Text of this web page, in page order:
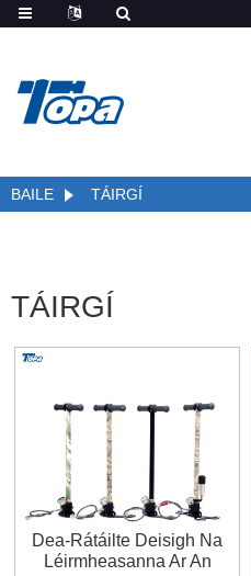
BAILE TÁIRGÍ
TÁIRGÍ
Dea-Rátáilte Deisigh Na
Léirmheasanna Ar An